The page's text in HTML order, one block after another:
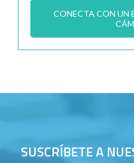
CONECTA CON UN
SUSCRÍBETE A